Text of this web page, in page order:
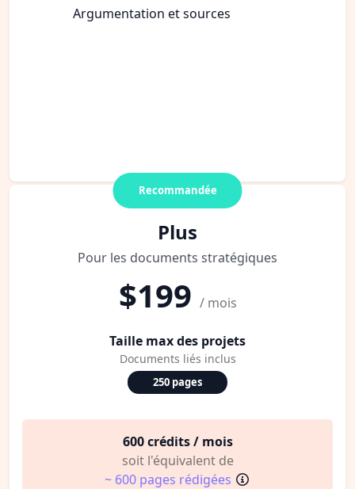
Argumentation et sources
Recommandée
Plus
Pour les documents stratégiques
$199 / mois
Taille max des projets
Documents liés inclus
250 pages
600 crédits / mois
soit l'équivalent de
~ 600 pages rédigées